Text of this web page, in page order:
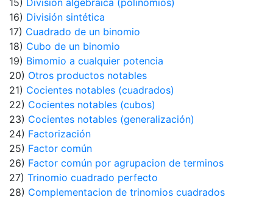
15) División algebraica (polinomios)
16) División sintética
17) Cuadrado de un binomio
18) Cubo de un binomio
19) Bimomio a cualquier potencia
20) Otros productos notables
21) Cocientes notables (cuadrados)
22) Cocientes notables (cubos)
23) Cocientes notables (generalización)
24) Factorización
25) Factor común
26) Factor común por agrupacion de terminos
27) Trinomio cuadrado perfecto
28) Complementacion de trinomios cuadrados